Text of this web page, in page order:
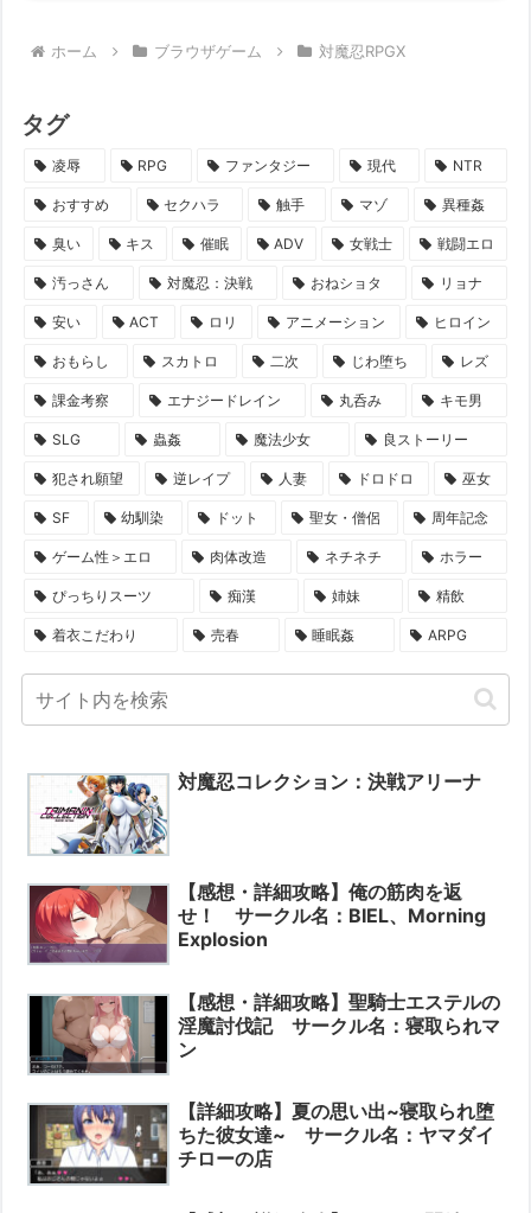
ホーム ブラウザゲーム 対魔忍RPGX
タグ
凌辱 RPG ファンタジー 現代 NTR
おすすめ セクハラ 触手 マゾ 異種姦
臭い キス 催眠 ADV 女戦士 戦闘エロ
汚っさん 対魔忍：決戦 おねショタ リョナ
安い ACT ロリ アニメーション ヒロイン
おもらし スカトロ 二次 じわ堕ち レズ
課金考察 エナジードレイン 丸呑み キモ男
SLG 蟲姦 魔法少女 良ストーリー
犯され願望 逆レイプ 人妻 ドロドロ 巫女
SF 幼馴染 ドット 聖女・僧侶 周年記念
ゲーム性＞エロ 肉体改造 ネチネチ ホラー
ぴっちりスーツ 痴漢 姉妹 精飲
着衣こだわり 売春 睡眠姦 ARPG
対魔忍コレクション：決戦アリーナ
【感想・詳細攻略】俺の筋肉を返
せ！ サークル名：BIEL、Morning
Explosion
【感想・詳細攻略】聖騎士エステルの
淫魔討伐記 サークル名：寝取られマ
ン
【詳細攻略】夏の思い出~寝取られ堕
ちた彼女達~ サークル名：ヤマダイ
チローの店